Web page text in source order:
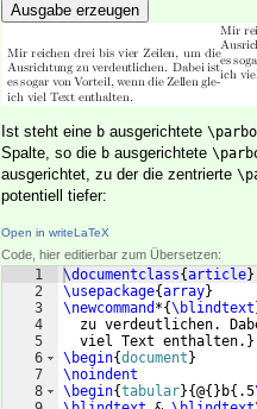
Ausgabe erzeugen
Ist steht eine b ausgerichtete
Spalte, so die b ausgerichtete
ausgerichtet, zu der die zentrierte
potentiell tiefer:
Open in writeLaTeX
Code, hier editierbar zum Übersetzen:
1
2
3
4
5
6
7
8
\documentclass{article}
\usepackage{array}
\newcommand *{\blindtext
zu verdeutlichen.
  viel Text enthalten.
}
\begin{document }
\noindent
\begin{tabular}{@{ } b{ .5